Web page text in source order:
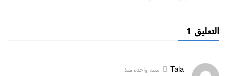
التعليق 1
Tala سنة واحدة منذ